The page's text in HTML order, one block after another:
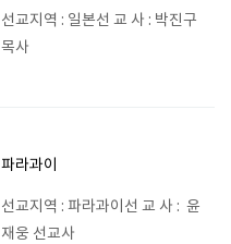
선교지역 : 일본선 교 사 : 박진구
목사
파라과이
선교지역 : 파라과이선 교 사 : 윤
재웅 선교사